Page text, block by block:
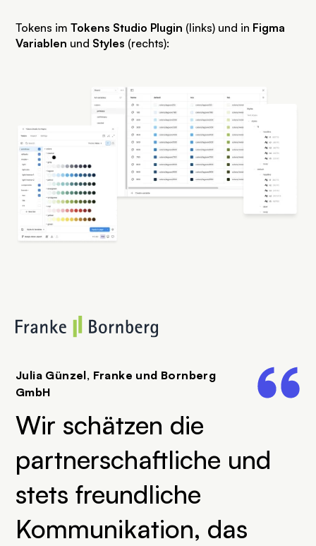
Tokens im Tokens Studio Plugin (links) und in Figma
Variablen und Styles (rechts):
SVG
Julia Günzel, Franke und Bornberg
GmbH
Wir schätzen die
partnerschaftliche und
stets freundliche
Kommunikation, das